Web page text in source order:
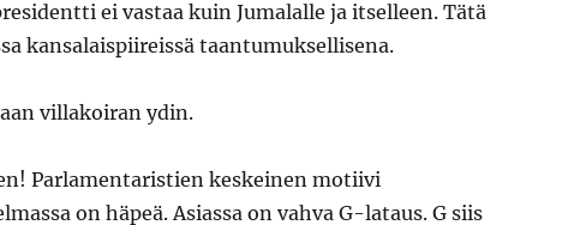
ei vastaa kuin Jumalalle ja itselleen. Tätä
kansalaispiireissä taantumuksellisena.
villakoiran ydin.
Parlamentaristien keskeinen motiivi
on häpeä. Asiassa on vahva G-lataus. G siis